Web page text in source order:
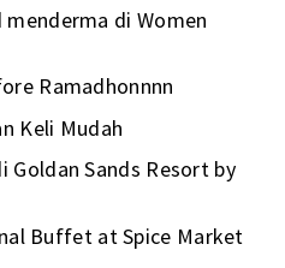
di Women
Ramadhonnnn
Keli Mudah
Goldan Sands Resort by
Buffet at Spice Market